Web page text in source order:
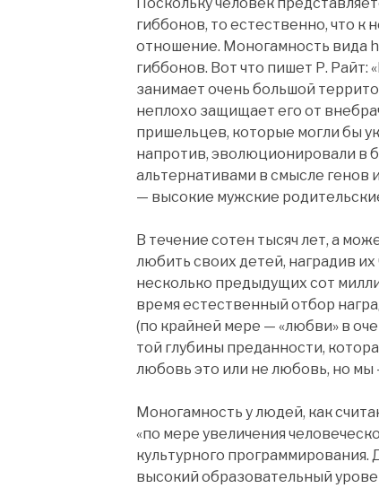
гиббонов, то естественно, что
отношение. Моногамность вида
гиббонов. Вот что пишет Р.
занимает очень большой
неплохо защищает его от
пришельцев, которые могли бы
напротив, эволюционировали в
альтернативами в смысле генов
— высокие мужские
В течение сотен тысяч лет, а
любить своих детей, наградив
несколько предыдущих сот
время естественный отбор
(по крайней мере — «любви» в
той глубины преданности,
любовь это или не любовь, но мы
Моногамность у людей, как
«по мере увеличения
культурного программирования.
высокий образовательный